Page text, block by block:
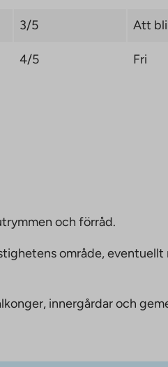
3/5 Att
4/5 Fri
och förråd.
område,
innergårdar och